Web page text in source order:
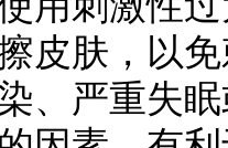
皮肤，以
、严重失